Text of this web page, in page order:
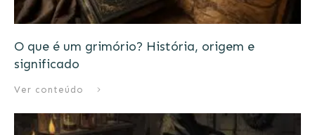
O que é um grimório? História, origem e
significado
Ver conteúdo